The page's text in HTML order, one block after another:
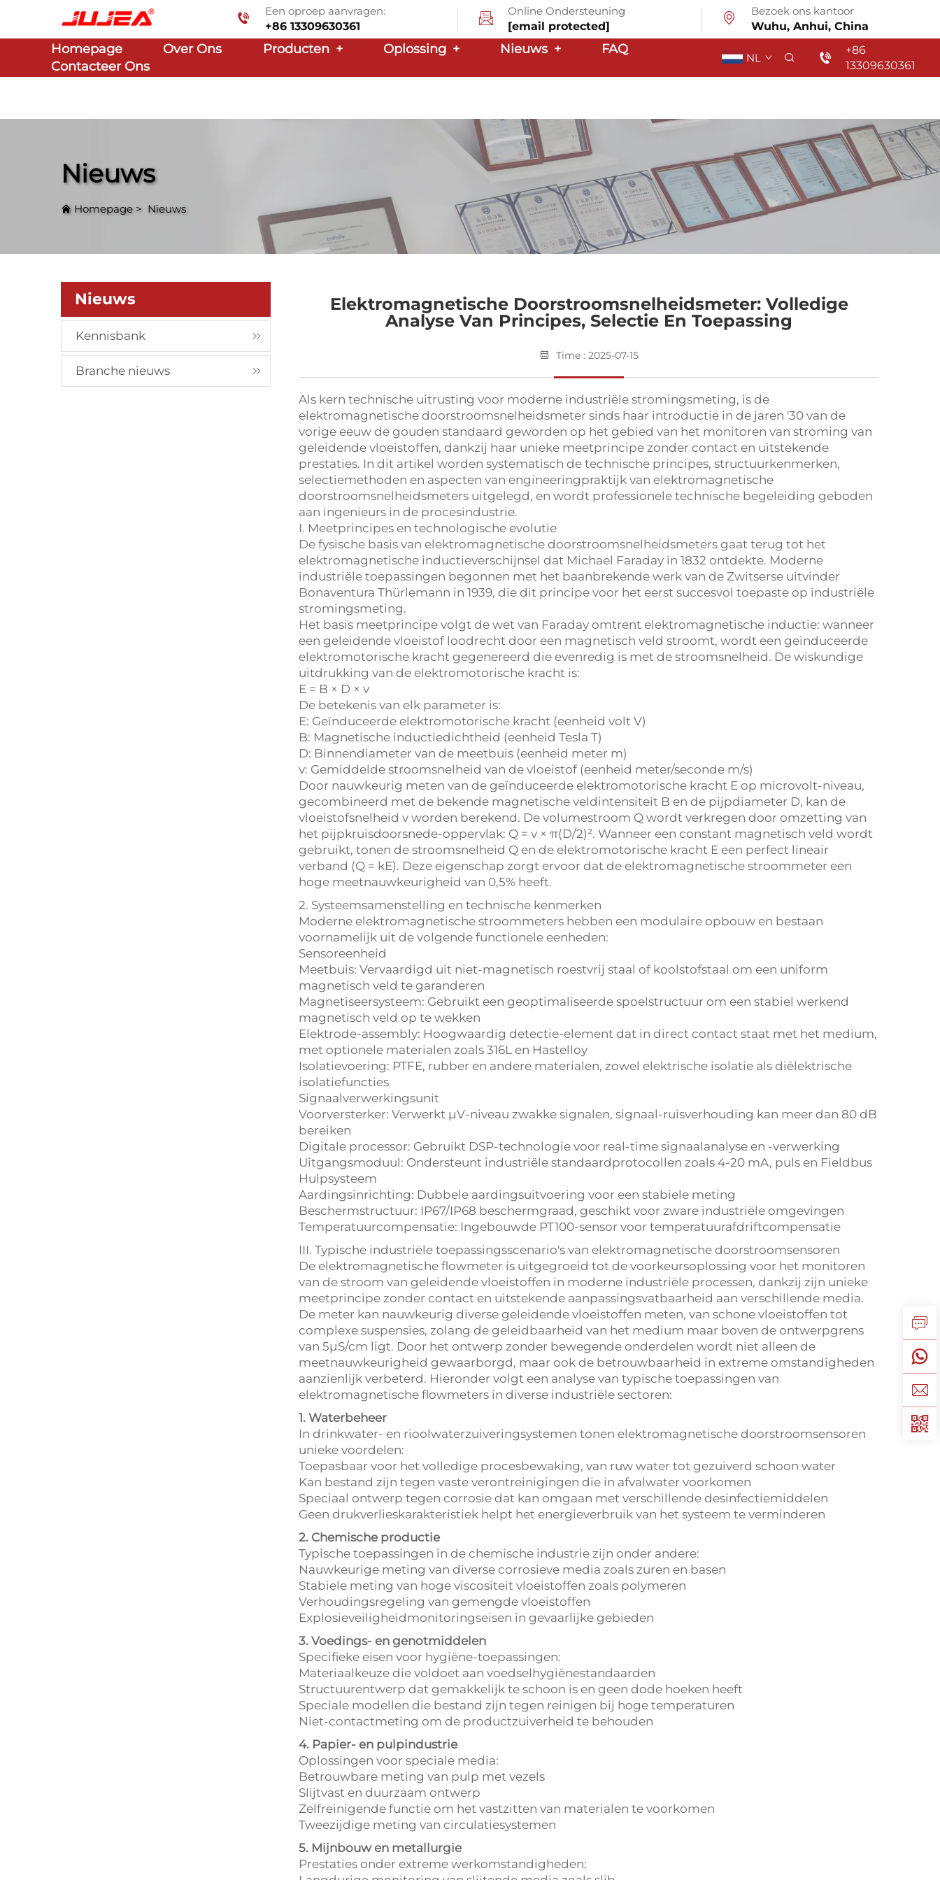
Een oproep aanvragen:
+86 13309630361
Online Ondersteuning
[email protected]
Bezoek ons kantoor
Wuhu, Anhui, China
Homepage Over Ons Producten + Oplossing + Nieuws +
FAQ
Contacteer Ons
NL
+86
13309630361
Nieuws
Homepage > Nieuws
Nieuws
Kennisbank
Branche nieuws
Elektromagnetische Doorstroomsnelheidsmeter: Volledige
Analyse Van Principes, Selectie En Toepassing
Time : 2025-07-15
Als kern technische uitrusting voor moderne industriële stromingsmeting, is de
elektromagnetische doorstroomsnelheidsmeter sinds haar introductie in de jaren '30 van de
vorige eeuw de gouden standaard geworden op het gebied van het monitoren van stroming van
geleidende vloeistoffen, dankzij haar unieke meetprincipe zonder contact en uitstekende
prestaties. In dit artikel worden systematisch de technische principes, structuurkenmerken,
selectiemethoden en aspecten van engineeringpraktijk van elektromagnetische
doorstroomsnelheidsmeters uitgelegd, en wordt professionele technische begeleiding geboden
aan ingenieurs in de procesindustrie.
I. Meetprincipes en technologische evolutie
De fysische basis van elektromagnetische doorstroomsnelheidsmeters gaat terug tot het
elektromagnetische inductieverschijnsel dat Michael Faraday in 1832 ontdekte. Moderne
industriële toepassingen begonnen met het baanbrekende werk van de Zwitserse uitvinder
Bonaventura Thürlemann in 1939, die dit principe voor het eerst succesvol toepaste op industriële
stromingsmeting.
Het basis meetprincipe volgt de wet van Faraday omtrent elektromagnetische inductie: wanneer
een geleidende vloeistof loodrecht door een magnetisch veld stroomt, wordt een geïnduceerde
elektromotorische kracht gegenereerd die evenredig is met de stroomsnelheid. De wiskundige
uitdrukking van de elektromotorische kracht is:
E = B × D × v
De betekenis van elk parameter is:
E: Geïnduceerde elektromotorische kracht (eenheid volt V)
B: Magnetische inductiedichtheid (eenheid Tesla T)
D: Binnendiameter van de meetbuis (eenheid meter m)
v: Gemiddelde stroomsnelheid van de vloeistof (eenheid meter/seconde m/s)
Door nauwkeurig meten van de geïnduceerde elektromotorische kracht E op microvolt-niveau,
gecombineerd met de bekende magnetische veldintensiteit B en de pijpdiameter D, kan de
vloeistofsnelheid v worden berekend. De volumestroom Q wordt verkregen door omzetting van
het pijpkruisdoorsnede-oppervlak: Q = v × π(D/2)². Wanneer een constant magnetisch veld wordt
gebruikt, tonen de stroomsnelheid Q en de elektromotorische kracht E een perfect lineair
verband (Q = kE). Deze eigenschap zorgt ervoor dat de elektromagnetische stroommeter een
hoge meetnauwkeurigheid van 0,5% heeft.
2. Systeemsamenstelling en technische kenmerken
Moderne elektromagnetische stroommeters hebben een modulaire opbouw en bestaan
voornamelijk uit de volgende functionele eenheden:
Sensoreenheid
Meetbuis: Vervaardigd uit niet-magnetisch roestvrij staal of koolstofstaal om een uniform
magnetisch veld te garanderen
Magnetiseersysteem: Gebruikt een geoptimaliseerde spoelstructuur om een stabiel werkend
magnetisch veld op te wekken
Elektrode-assembly: Hoogwaardig detectie-element dat in direct contact staat met het medium,
met optionele materialen zoals 316L en Hastelloy
Isolatievoering: PTFE, rubber en andere materialen, zowel elektrische isolatie als diëlektrische
isolatiefuncties
Signaalverwerkingsunit
Voorversterker: Verwerkt μV-niveau zwakke signalen, signaal-ruisverhouding kan meer dan 80 dB
bereiken
Digitale processor: Gebruikt DSP-technologie voor real-time signaalanalyse en -verwerking
Uitgangsmoduul: Ondersteunt industriële standaardprotocollen zoals 4-20 mA, puls en Fieldbus
Hulpsysteem
Aardingsinrichting: Dubbele aardingsuitvoering voor een stabiele meting
Beschermstructuur: IP67/IP68 beschermgraad, geschikt voor zware industriële omgevingen
Temperatuurcompensatie: Ingebouwde PT100-sensor voor temperatuurafdriftcompensatie
III. Typische industriële toepassingsscenario's van elektromagnetische doorstroomsensoren
De elektromagnetische flowmeter is uitgegroeid tot de voorkeursoplossing voor het monitoren
van de stroom van geleidende vloeistoffen in moderne industriële processen, dankzij zijn unieke
meetprincipe zonder contact en uitstekende aanpassingsvatbaarheid aan verschillende media.
De meter kan nauwkeurig diverse geleidende vloeistoffen meten, van schone vloeistoffen tot
complexe suspensies, zolang de geleidbaarheid van het medium maar boven de ontwerpgrens
van 5μS/cm ligt. Door het ontwerp zonder bewegende onderdelen wordt niet alleen de
meetnauwkeurigheid gewaarborgd, maar ook de betrouwbaarheid in extreme omstandigheden
aanzienlijk verbeterd. Hieronder volgt een analyse van typische toepassingen van
elektromagnetische flowmeters in diverse industriële sectoren:
1. Waterbeheer
In drinkwater- en rioolwaterzuiveringsystemen tonen elektromagnetische doorstroomsensoren
unieke voordelen:
Toepasbaar voor het volledige procesbewaking, van ruw water tot gezuiverd schoon water
Kan bestand zijn tegen vaste verontreinigingen die in afvalwater voorkomen
Speciaal ontwerp tegen corrosie dat kan omgaan met verschillende desinfectiemiddelen
Geen drukverlieskarakteristiek helpt het energieverbruik van het systeem te verminderen
2. Chemische productie
Typische toepassingen in de chemische industrie zijn onder andere:
Nauwkeurige meting van diverse corrosieve media zoals zuren en basen
Stabiele meting van hoge viscositeit vloeistoffen zoals polymeren
Verhoudingsregeling van gemengde vloeistoffen
Explosieveiligheidmonitoringseisen in gevaarlijke gebieden
3. Voedings- en genotmiddelen
Specifieke eisen voor hygiëne-toepassingen:
Materiaalkeuze die voldoet aan voedselhygiënestandaarden
Structuurentwerp dat gemakkelijk te schoon is en geen dode hoeken heeft
Speciale modellen die bestand zijn tegen reinigen bij hoge temperaturen
Niet-contactmeting om de productzuiverheid te behouden
4. Papier- en pulpindustrie
Oplossingen voor speciale media:
Betrouwbare meting van pulp met vezels
Slijtvast en duurzaam ontwerp
Zelfreinigende functie om het vastzitten van materialen te voorkomen
Tweezijdige meting van circulatiesystemen
5. Mijnbouw en metallurgie
Prestaties onder extreme werkomstandigheden: